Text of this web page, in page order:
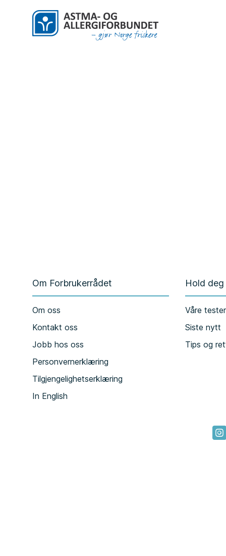
Om Forbrukerrådet
Om oss
Kontakt oss
Jobb hos oss
Personvernerklæring
Tilgjengelighetserklæring
In English
Hold
Våre tester
Siste nytt
Tips og